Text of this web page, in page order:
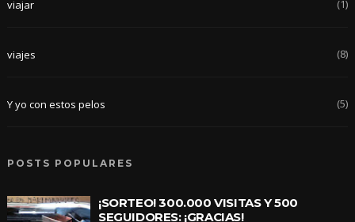
viajar (1)
viajes (8)
Y yo con estos pelos (5)
POSTS POPULARES
¡SORTEO! 300.000 VISITAS Y 500
SEGUIDORES: ¡GRACIAS!